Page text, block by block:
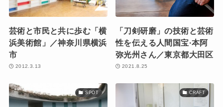
芸術と市民と共に歩む「横
浜美術館」／神奈川県横浜
市
2012.3.13
「刀剣研磨」の技術と芸術
性を伝える人間国宝·本阿
弥光州さん／東京都大田区
2021.8.25
SPOT CRAFT